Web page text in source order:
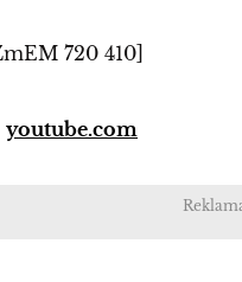
720 410]
youtube.com